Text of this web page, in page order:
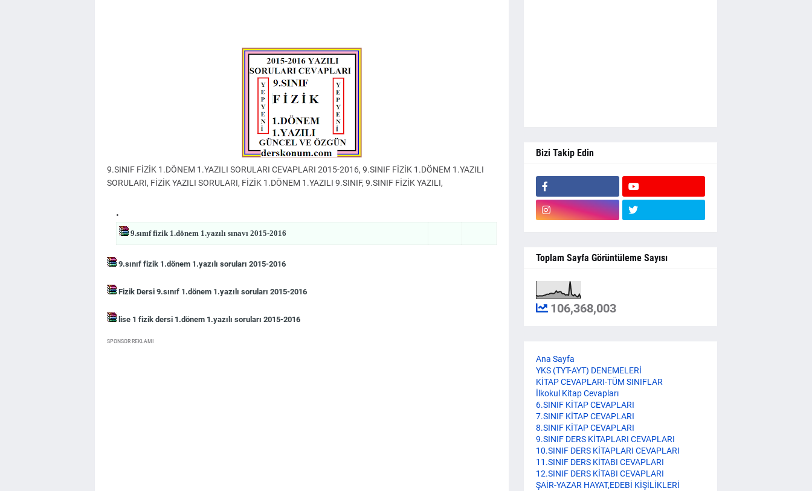
9.SINIF FİZİK 1.DÖNEM 1.YAZILI SORULARI CEVAPLARI 2015-2016, 9.SINIF FİZİK 1.DÖNEM 1.YAZILI
SORULARI, FİZİK YAZILI SORULARI, FİZİK 1.DÖNEM 1.YAZILI 9.SINIF, 9.SINIF FİZİK YAZILI,
9.sınıf fizik 1.dönem 1.yazılı sınavı 2015-2016
9.sınıf fizik 1.dönem 1.yazılı soruları 2015-2016
Fizik Dersi 9.sınıf 1.dönem 1.yazılı soruları 2015-2016
lise 1 fizik dersi 1.dönem 1.yazılı soruları 2015-2016
SPONSOR REKLAMI
Bizi Takip Edin
Toplam Sayfa Görüntüleme Sayısı
106,368,003
Ana Sayfa
YKS (TYT-AYT) DENEMELERİ
KİTAP CEVAPLARI-TÜM SINIFLAR
İlkokul Kitap Cevapları
6.SINIF KİTAP CEVAPLARI
7.SINIF KİTAP CEVAPLARI
8.SINIF KİTAP CEVAPLARI
9.SINIF DERS KİTAPLARI CEVAPLARI
10.SINIF DERS KİTAPLARI CEVAPLARI
11.SINIF DERS KİTABI CEVAPLARI
12.SINIF DERS KİTABI CEVAPLARI
ŞAİR-YAZAR HAYAT,EDEBİ KİŞİLİKLERİ